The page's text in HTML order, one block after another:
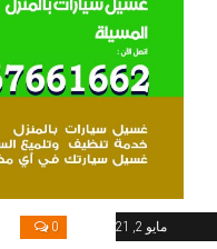
مايو 2, 2021 0